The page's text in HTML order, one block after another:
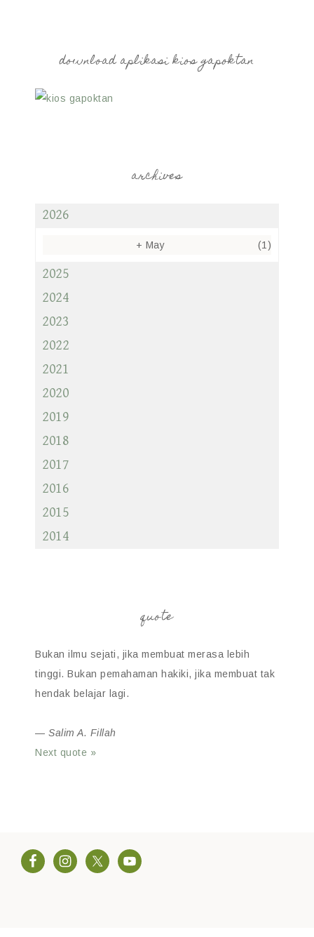
download aplikasi kios gapoktan
archives
2026
+ May (1)
2025
2024
2023
2022
2021
2020
2019
2018
2017
2016
2015
2014
quote
Bukan ilmu sejati, jika membuat merasa lebih
tinggi. Bukan pemahaman hakiki, jika membuat tak
hendak belajar lagi.
— Salim A. Fillah
Next quote »